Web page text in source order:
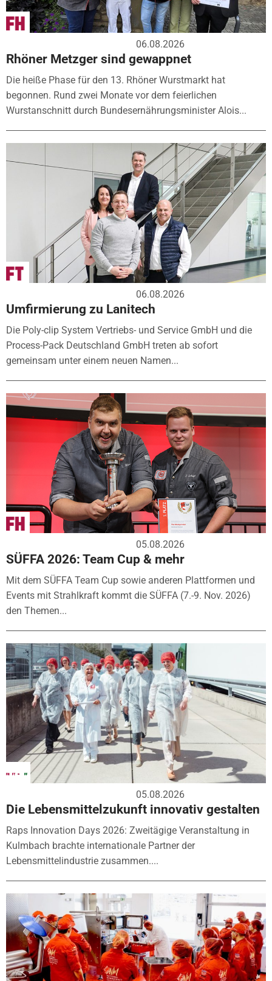
06.08.2026
Rhöner Metzger sind gewappnet
Die heiße Phase für den 13. Rhöner Wurstmarkt hat
begonnen. Rund zwei Monate vor dem feierlichen
Wurstanschnitt durch Bundesernährungsminister Alois...
06.08.2026
Umfirmierung zu Lanitech
Die Poly-clip System Vertriebs- und Service GmbH und die
Process-Pack Deutschland GmbH treten ab sofort
gemeinsam unter einem neuen Namen...
05.08.2026
SÜFFA 2026: Team Cup & mehr
Mit dem SÜFFA Team Cup sowie anderen Plattformen und
Events mit Strahlkraft kommt die SÜFFA (7.-9. Nov. 2026)
den Themen...
05.08.2026
Die Lebensmittelzukunft innovativ gestalten
Raps Innovation Days 2026: Zweitägige Veranstaltung in
Kulmbach brachte internationale Partner der
Lebensmittelindustrie zusammen....